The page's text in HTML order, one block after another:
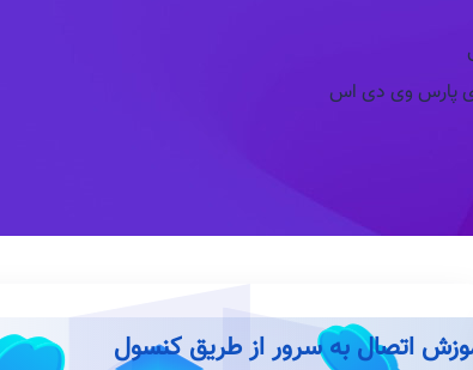
پارس وی دی اس
اتصال به سرور از طریق کنسول